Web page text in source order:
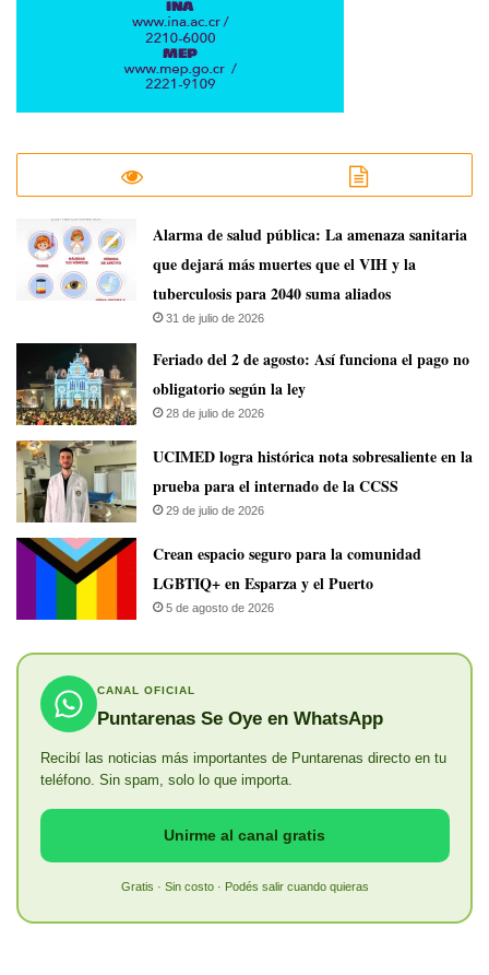
​Alarma de salud pública: La amenaza sanitaria
que dejará más muertes que el VIH y la
tuberculosis para 2040 suma aliados
31 de julio de 2026
Feriado del 2 de agosto: Así funciona el pago no
obligatorio según la ley
28 de julio de 2026
UCIMED logra histórica nota sobresaliente en la
prueba para el internado de la CCSS
29 de julio de 2026
Crean espacio seguro para la comunidad
LGBTIQ+ en Esparza y el Puerto
5 de agosto de 2026
CANAL OFICIAL
Puntarenas Se Oye en WhatsApp
Recibí las noticias más importantes de Puntarenas directo en tu
teléfono. Sin spam, solo lo que importa.
Unirme al canal gratis
Gratis · Sin costo · Podés salir cuando quieras